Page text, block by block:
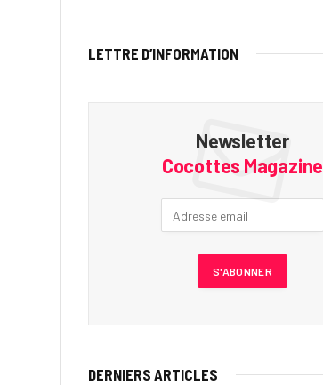
LETTRE D’INFORMATION
Newsletter
Cocottes Magazine
DERNIERS ARTICLES